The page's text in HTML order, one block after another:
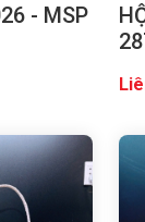
- MSP